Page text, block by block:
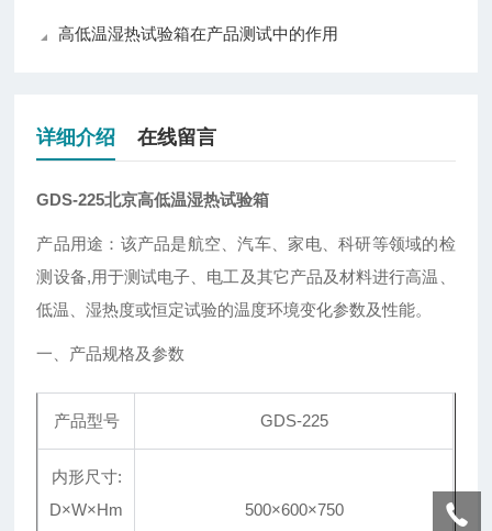
高低温湿热试验箱在产品测试中的作用
详细介绍 在线留言
GDS-225北京高低温湿热试验箱
产品用途：该产品是航空、汽车、家电、科研等领域的检
测设备,用于测试电子、电工及其它产品及材料进行高温、
低温、湿热度或恒定试验的温度环境变化参数及性能。
一、产品规格及参数
产品型号 GDS-225
内形尺寸:
D×W×Hm
500×600×750